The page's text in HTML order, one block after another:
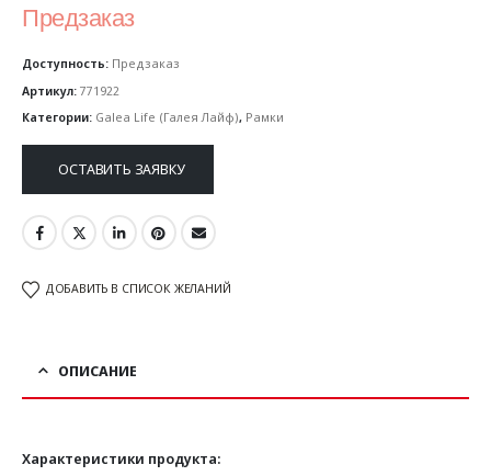
Предзаказ
Доступность: Предзаказ
Артикул: 771922
Категории: Galea Life (Галея Лайф), Рамки
ОСТАВИТЬ ЗАЯВКУ
ДОБАВИТЬ В СПИСОК ЖЕЛАНИЙ
ОПИСАНИЕ
Характеристики продукта: